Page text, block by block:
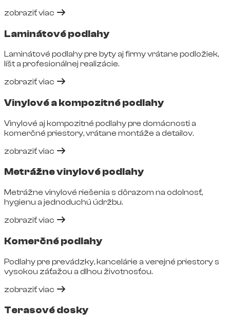
zobraziť viac
Laminátové podlahy
Laminátové podlahy pre byty aj firmy vrátane podložiek,
líšt a profesionálnej realizácie.
zobraziť viac
Vinylové a kompozitné podlahy
Vinylové aj kompozitné podlahy pre domácnosti a
komerčné priestory, vrátane montáže a detailov.
zobraziť viac
Metrážne vinylové podlahy
Metrážne vinylové riešenia s dôrazom na odolnosť,
hygienu a jednoduchú údržbu.
zobraziť viac
Komerčné podlahy
Podlahy pre prevádzky, kancelárie a verejné priestory s
vysokou záťažou a dlhou životnosťou.
zobraziť viac
Terasové dosky